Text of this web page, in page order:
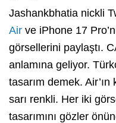
Jashankbhatia nickli
Air ve iPhone 17
görsellerini paylaştı.
anlamına geliyor.
tasarım demek. Air’ın
sarı renkli. Her iki
tasarımını gözler